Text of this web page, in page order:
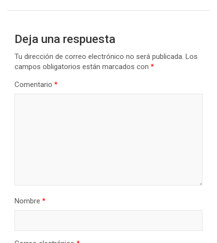
Deja una respuesta
Tu dirección de correo electrónico no será publicada. Los
campos obligatorios están marcados con *
Comentario *
Nombre *